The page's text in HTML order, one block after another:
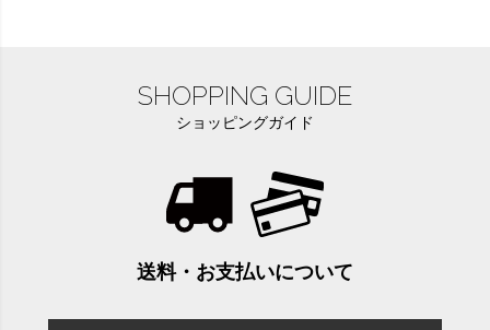
SHOPPING GUIDE
ショッピングガイド
送料・お支払いについて